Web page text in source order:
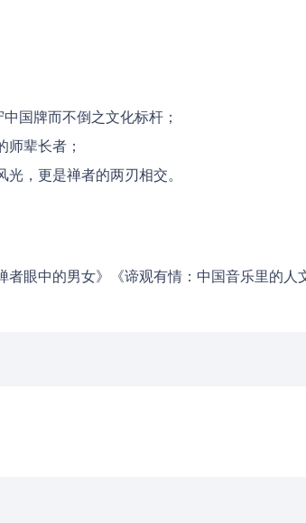
国牌而不倒之文化标杆；
辈长者；
，更是禅者的两刃相交。
眼中的男女》《谛观有情：中国音乐里的人